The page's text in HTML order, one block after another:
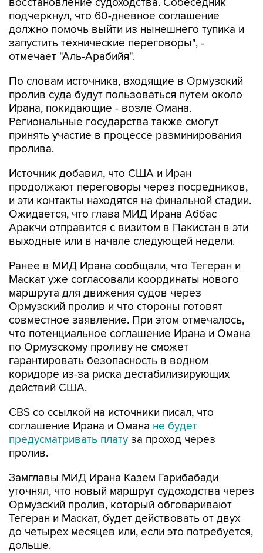
подчеркнул, что 60-дневное соглашение
должно помочь выйти из нынешнего тупика и
запустить технические переговоры", -
отмечает "Аль-Арабийя".
По словам источника, входящие в Ормузский
пролив суда будут пользоваться путем около
Ирана, покидающие - возле Омана.
Региональные государства также смогут
принять участие в процессе разминирования
пролива.
Источник добавил, что США и Иран
продолжают переговоры через посредников,
и эти контакты находятся на финальной стадии.
Ожидается, что глава МИД Ирана Аббас
Аракчи отправится с визитом в Пакистан в эти
выходные или в начале следующей недели.
Ранее в МИД Ирана сообщали, что Тегеран и
Маскат уже согласовали координаты нового
маршрута для движения судов через
Ормузский пролив и что стороны готовят
совместное заявление. При этом отмечалось,
что потенциальное соглашение Ирана и Омана
по Ормузскому проливу не сможет
гарантировать безопасность в водном
коридоре из-за риска дестабилизирующих
действий США.
CBS со ссылкой на источники писал, что
соглашение Ирана и Омана не будет
предусматривать плату за проход через
пролив.
Замглавы МИД Ирана Казем Гарибабади
уточнял, что новый маршрут судоходства через
Ормузский пролив, который обговаривают
Тегеран и Маскат, будет действовать от двух
до четырех месяцев или, если это потребуется,
дольше.